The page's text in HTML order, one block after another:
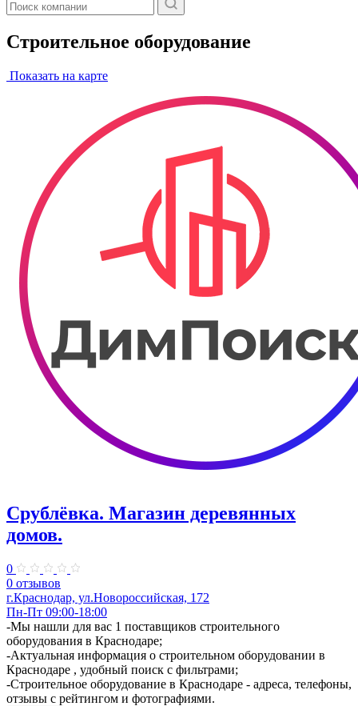
Строительное оборудование
Показать на карте
Срублёвка. Магазин деревянных
домов.
0
0 отзывов
г.Краснодар, ул.Новороссийская, 172
Пн-Пт 09:00-18:00
​-Мы нашли для вас 1 поставщиков строительного
оборудования в Краснодаре;
-Актуальная информация о строительном оборудовании в
Краснодаре , удобный поиск с фильтрами;
-Строительное оборудование в Краснодаре - адреса, телефоны,
отзывы с рейтингом и фотографиями.